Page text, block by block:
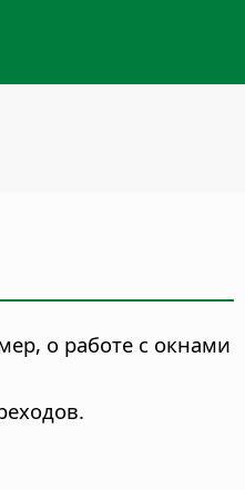
о работе с окнами